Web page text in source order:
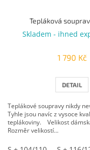
Tepláková
Skladem - ihned
1 790 Kč
DETAIL
Teplákové soupravy nikdy
Tyhle jsou navíc z vysoce
teplákoviny. Velikost
Rozměr velikostí...